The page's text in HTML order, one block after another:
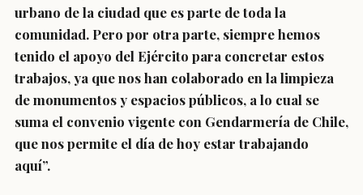
urbano de la ciudad que es parte de toda la
comunidad. Pero por otra parte, siempre hemos
tenido el apoyo del Ejército para concretar estos
trabajos, ya que nos han colaborado en la limpieza
de monumentos y espacios públicos, a lo cual se
suma el convenio vigente con Gendarmería de Chile,
que nos permite el día de hoy estar trabajando
aquí”.